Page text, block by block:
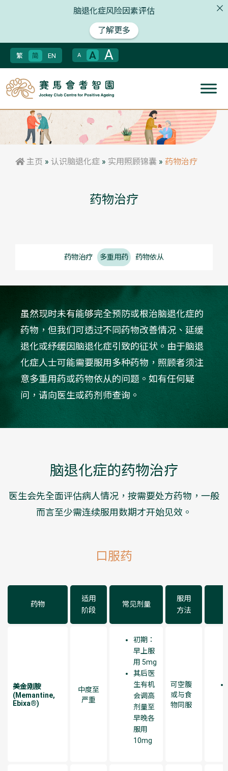
脑退化症风险因素评估
了解更多
繁 简 EN A A A
主页 » 认识脑退化症 » 实用照顾锦囊 » 药物治疗
药物治疗
药物治疗 多重用药 药物依从
虽然现时未有能够完全预防或根治脑退化症的
药物，但我们可透过不同药物改善情况、延缓
退化或纾缓因脑退化症引致的征状。由于脑退
化症人士可能需要服用多种药物，照顾者须注
意多重用药或药物依从的问题。如有任何疑
问，请向医生或药剂师查询。
脑退化症的药物治疗​
医生会先全面评估病人情况，按需要处方药物，一般
而言至少需连续服用数期才开始见效。
口服药​
药物
适用
阶段
常见剂量
服用
方法
美金刚胺
(Memantine,
Ebixa®)
中度至
严重
初期：
早上服
用 5mg
其后医
生有机
会调高
剂量至
早晚各
服用
10mg
可空腹
或与食
物同服